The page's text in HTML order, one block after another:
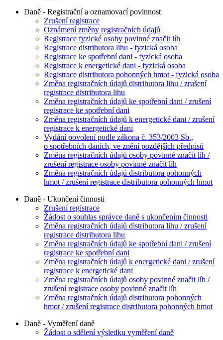
Daně - Registrační a oznamovací povinnost
Zrušení registrace
Oznámení změny registračních údajů
Registrace fyzické osoby povinné značit líh
Registrace distributora lihu - fyzická osoba
Registrace ke spotřební dani - fyzická osoba
Registrace k energetické dani - fyzická osoba
Registrace distributora pohonných hmot - fyzická osoba
Změna registračních údajů distributora lihu / zrušení
registrace distributora lihu
Změna registračních údajů ke spotřební dani / zrušení
registrace ke spotřební dani
Změna registračních údajů k energetické dani / zrušení
registrace k energetické dani
Vydání povolení podle zákona č. 353/2003 Sb.,
o spotřebních daních, ve znění pozdějších předpisů
Změna registračních údajů osoby povinné značit líh /
zrušení registrace osoby povinné značit líh
Změna registračních údajů distributora pohonných
hmot / zrušení registrace distributora pohonných hmot
Daně - Ukončení činnosti
Zrušení registrace
Žádost o souhlas správce daně s ukončením činnosti
Změna registračních údajů distributora lihu / zrušení
registrace distributora lihu
Změna registračních údajů ke spotřební dani / zrušení
registrace ke spotřební dani
Změna registračních údajů k energetické dani / zrušení
registrace k energetické dani
Změna registračních údajů osoby povinné značit líh /
zrušení registrace osoby povinné značit líh
Změna registračních údajů distributora pohonných
hmot / zrušení registrace distributora pohonných hmot
Daně - Vyměření daně
Žádost o sdělení výsledku vyměření daně